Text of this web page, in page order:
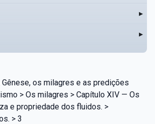
▸
▸
Gênese, os milagres e as predições
> Os milagres > Capítulo XIV — Os
e propriedade dos fluidos. >
> 3